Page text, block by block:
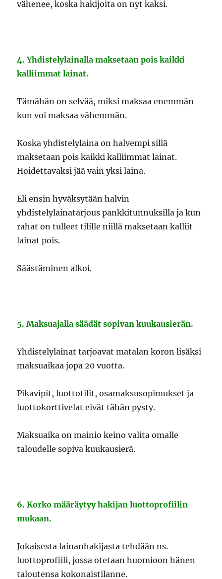
vähenee, koska hakijoita on nyt kaksi.
4. Yhdistelylainalla maksetaan pois kaikki
kalliimmat lainat.
Tämähän on selvää, miksi maksaa enemmän
kun voi maksaa vähemmän.
Koska yhdistelylaina on halvempi sillä
maksetaan pois kaikki kalliimmat lainat.
Hoidettavaksi jää vain yksi laina.
Eli ensin hyväksytään halvin
yhdistelylainatarjous pankkitunnuksilla ja kun
rahat on tulleet tilille niillä maksetaan kalliit
lainat pois.
Säästäminen alkoi.
5. Maksuajalla säädät sopivan kuukausierän.
Yhdistelylainat tarjoavat matalan koron lisäksi
maksuaikaa jopa 20 vuotta.
Pikavipit, luottotilit, osamaksusopimukset ja
luottokorttivelat eivät tähän pysty.
Maksuaika on mainio keino valita omalle
taloudelle sopiva kuukausierä.
6. Korko määräytyy hakijan luottoprofiilin
mukaan.
Jokaisesta lainanhakijasta tehdään ns.
luottoprofiili, jossa otetaan huomioon hänen
taloutensa kokonaistilanne.